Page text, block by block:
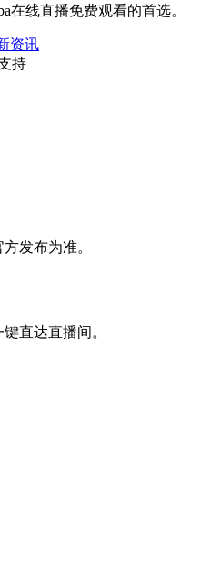
在线直播免费观看的首选。
资讯
持
发布为准。
直达直播间。